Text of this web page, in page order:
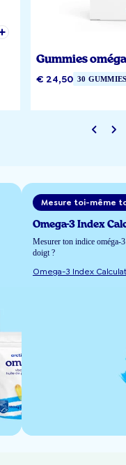
Gummies
€ 24,50 30
Omega-3 Index
Mesurer ton indice oméga-
doigt ?
Omega-3 Index